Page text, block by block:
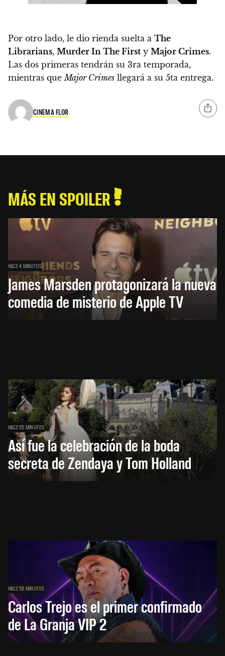
Por otro lado, le dio rienda suelta a The
Librarians, Murder In The First y Major Crimes.
Las dos primeras tendrán su 3ra temporada,
mientras que Major Crimes llegará a su 5ta entrega.
CINEMA FLOR
MÁS EN SPOILER
HACE 4 MINUTOS
James Marsden protagonizará la nueva
comedia de misterio de Apple TV
HACE 55 MINUTOS
Así fue la celebración de la boda
secreta de Zendaya y Tom Holland
HACE 58 MINUTOS
Carlos Trejo es el primer confirmado
de La Granja VIP 2